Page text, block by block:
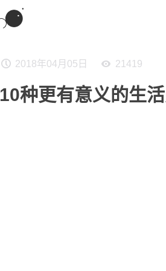
2018年04月05日 21419
10种更有意义的生